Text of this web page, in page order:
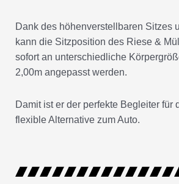
Dank des höhenverstellbaren Sitzes
kann die Sitzposition des Riese &
sofort an unterschiedliche
2,00m angepasst werden.
Damit ist er der perfekte Begleiter für
flexible Alternative zum Auto.